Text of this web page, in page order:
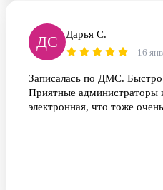
ДС Дарья С.
16
Записалась по ДМС. Быстро
Приятные администраторы
электронная, что тоже